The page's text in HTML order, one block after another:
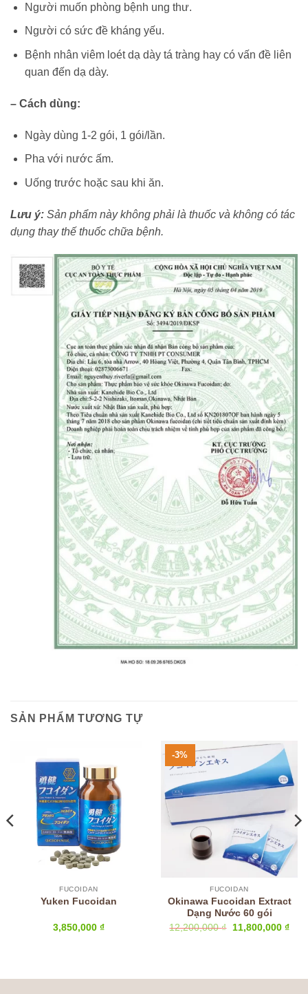
Người muốn phòng bệnh ung thư.
Người có sức đề kháng yếu.
Bệnh nhân viêm loét dạ dày tá tràng hay có vấn đề liên
quan đến dạ dày.
– Cách dùng:
Ngày dùng 1-2 gói, 1 gói/lần.
Pha với nước ấm.
Uống trước hoặc sau khi ăn.
Lưu ý: Sản phẩm này không phải là thuốc và không có tác
dụng thay thế thuốc chữa bệnh.
SẢN PHẨM TƯƠNG TỰ
FUCOIDAN
Yuken Fucoidan
3,850,000 ₫
-3%
FUCOIDAN
Okinawa Fucoidan Extract
Dạng Nước 60 gói
12,200,000₫
Giá
gốc
11,800,000 ₫Giá